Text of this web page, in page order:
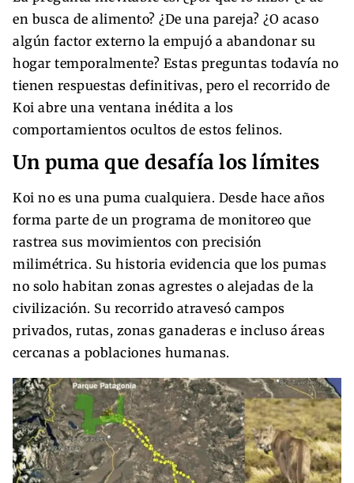
en busca de alimento? ¿De una pareja? ¿O acaso
algún factor externo la empujó a abandonar su
hogar temporalmente? Estas preguntas todavía no
tienen respuestas definitivas, pero el recorrido de
Koi abre una ventana inédita a los
comportamientos ocultos de estos felinos.
Un puma que desafía los límites
Koi no es una puma cualquiera. Desde hace años
forma parte de un programa de monitoreo que
rastrea sus movimientos con precisión
milimétrica. Su historia evidencia que los pumas
no solo habitan zonas agrestes o alejadas de la
civilización. Su recorrido atravesó campos
privados, rutas, zonas ganaderas e incluso áreas
cercanas a poblaciones humanas.